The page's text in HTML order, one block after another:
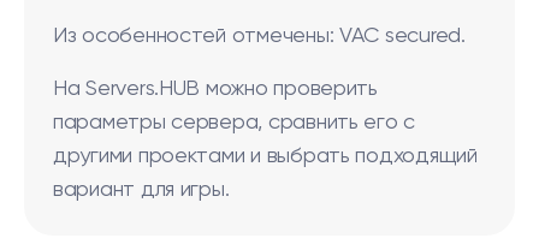
Из особенностей отмечены: VAC secured.
На Servers.HUB можно проверить
параметры сервера, сравнить его с
другими проектами и выбрать подходящий
вариант для игры.